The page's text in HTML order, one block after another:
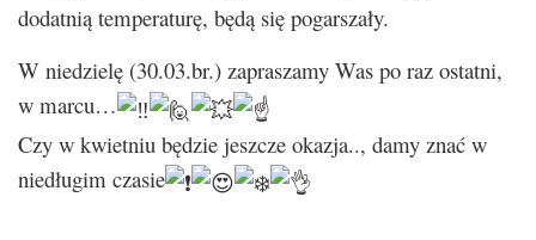
dodatnią temperaturę, będą się pogarszały.
W niedzielę (30.03.br.) zapraszamy Was po raz ostatni,
w marcu…
Czy w kwietniu będzie jeszcze okazja.., damy znać w
niedługim czasie